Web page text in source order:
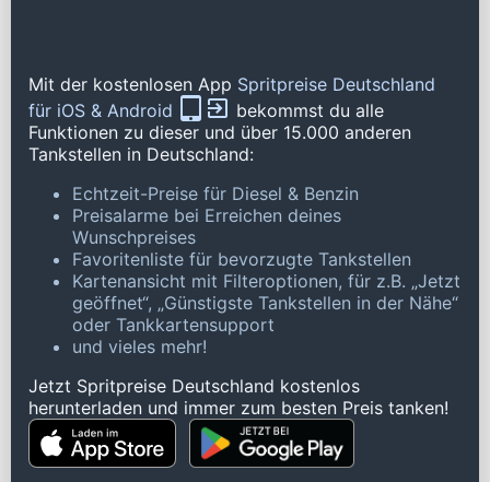
Mit der kostenlosen App Spritpreise Deutschland
für iOS & Android
bekommst du alle
Funktionen zu dieser und über 15.000 anderen
Tankstellen in Deutschland:
Echtzeit-Preise für Diesel & Benzin
Preisalarme bei Erreichen deines
Wunschpreises
Favoritenliste für bevorzugte Tankstellen
Kartenansicht mit Filteroptionen, für z.B. „Jetzt
geöffnet“, „Günstigste Tankstellen in der Nähe“
oder Tankkartensupport
und vieles mehr!
Jetzt Spritpreise Deutschland kostenlos
herunterladen und immer zum besten Preis tanken!